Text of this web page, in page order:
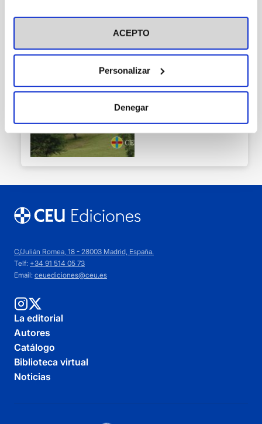
visitar nuestra Política de Cookies
ACEPTO
Personalizar
Denegar
Ciencias Naturales
Vicente Orellana, José
Alfredo
35,00€
Agotado
C/Julián Romea, 18 - 28003 Madrid, España.
Telf: +34 91 514 05 73
Email: ceuediciones@ceu.es
La editorial
Autores
Catálogo
Biblioteca virtual
Noticias